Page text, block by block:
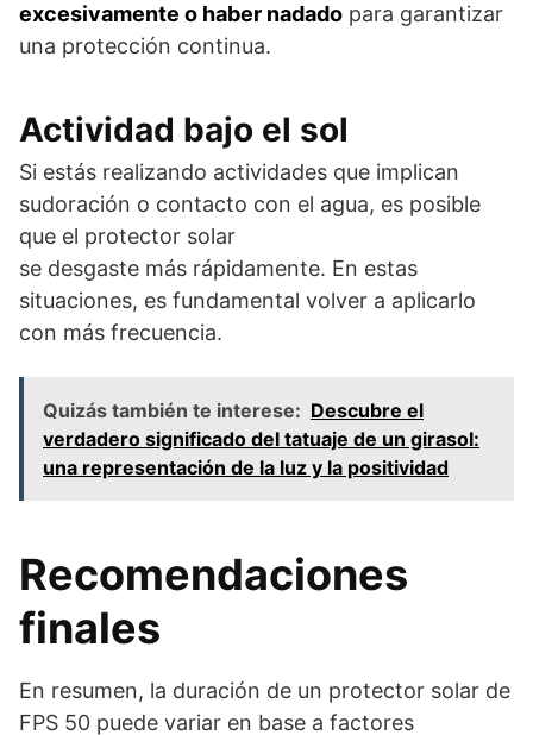
excesivamente o haber nadado para garantizar
una protección continua.
Actividad bajo el sol
Si estás realizando actividades que implican
sudoración o contacto con el agua, es posible
que el protector solar
se desgaste más rápidamente. En estas
situaciones, es fundamental volver a aplicarlo
con más frecuencia.
Quizás también te interese: Descubre el
verdadero significado del tatuaje de un girasol:
una representación de la luz y la positividad
Recomendaciones
finales
En resumen, la duración de un protector solar de
FPS 50 puede variar en base a factores